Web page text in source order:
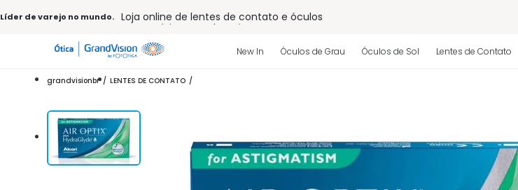
Líder de varejo no mundo.
Loja online de lentes de contato e óculos
Frete grátis em todo o site
10% off pagamento
Entrega para todo Brasil
15% Off na primeira compra (Consulte regulamento)
32% off no combo - cons. reg.
New In Óculos de Grau Óculos de Sol Lentes de Contato
grandvisionbr LENTES DE CONTATO